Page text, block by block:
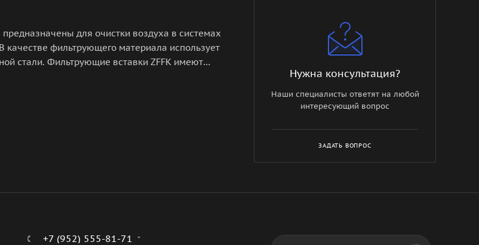
для очистки воздуха в системах
фильтрующего материала использует
стали. Фильтрующие вставки ZFFK имеют
Нужна консультация?
Наши специалисты ответят на любой
интересующий вопрос
ЗАДАТЬ ВОПРОС
+7 (952) 555-81-71